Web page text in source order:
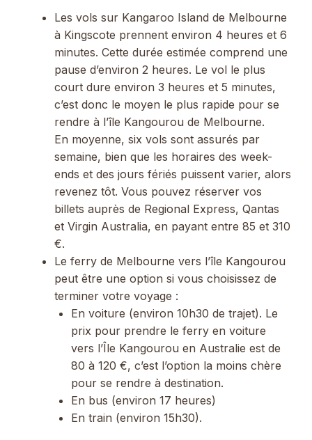
Les vols sur Kangaroo Island de Melbourne
à Kingscote prennent environ 4 heures et 6
minutes. Cette durée estimée comprend une
pause d’environ 2 heures. Le vol le plus
court dure environ 3 heures et 5 minutes,
c’est donc le moyen le plus rapide pour se
rendre à l’île Kangourou de Melbourne.
En moyenne, six vols sont assurés par
semaine, bien que les horaires des week-
ends et des jours fériés puissent varier, alors
revenez tôt. Vous pouvez réserver vos
billets auprès de Regional Express, Qantas
et Virgin Australia, en payant entre 85 et 310
€.
Le ferry de Melbourne vers l’île Kangourou
peut être une option si vous choisissez de
terminer votre voyage :
En voiture (environ 10h30 de trajet). Le
prix pour prendre le ferry en voiture
vers l’Île Kangourou en Australie est de
80 à 120 €, c’est l’option la moins chère
pour se rendre à destination.
En bus (environ 17 heures)
En train (environ 15h30).